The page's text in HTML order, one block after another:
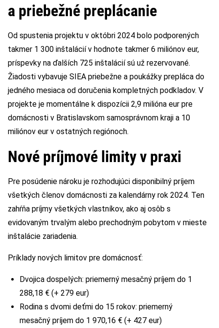
a priebežné preplácanie
Od spustenia projektu v októbri 2024 bolo podporených
takmer 1 300 inštalácií v hodnote takmer 6 miliónov eur,
príspevky na ďalších 725 inštalácií sú už rezervované.
Žiadosti vybavuje SIEA priebežne a poukážky prepláca do
jedného mesiaca od doručenia kompletných podkladov. V
projekte je momentálne k dispozícii 2,9 milióna eur pre
domácnosti v Bratislavskom samosprávnom kraji a 10
miliónov eur v ostatných regiónoch.
Nové príjmové limity v praxi
Pre posúdenie nároku je rozhodujúci disponibilný príjem
všetkých členov domácnosti za kalendárny rok 2024. Ten
zahŕňa príjmy všetkých vlastníkov, ako aj osôb s
evidovaným trvalým alebo prechodným pobytom v mieste
inštalácie zariadenia.
Príklady nových limitov pre domácnosť:
Dvojica dospelých: priemerný mesačný príjem do 1
288,18 € (+ 279 eur)
Rodina s dvomi deťmi do 15 rokov: priemerný
mesačný príjem do 1 970,16 € (+ 427 eur)